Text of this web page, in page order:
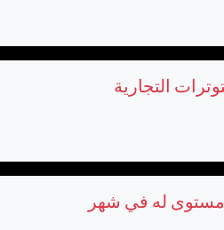
التجارية
مستوى له في شهر